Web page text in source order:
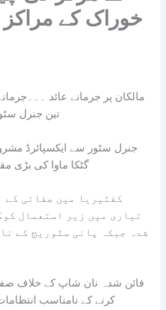
خوراک کے
مالکان پر جرمانے عائد ۔۔۔جرمانہ
تین جنرل
جنرل سٹور سے ایکسپائرڈ
گٹکا ماوا کی بڑی
کفٹیریا میں صفائی کے
تیاری میں زیر استعمال
شدہ جبکہ پانی سٹوریج کے
فائن شدہ نان شاپ کے خلاف
کرنے کے نامناسب